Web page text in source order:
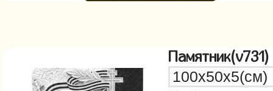
Памятник(v731)